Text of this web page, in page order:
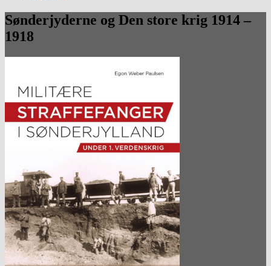
Sønderjyderne og Den store krig 1914 –
1918